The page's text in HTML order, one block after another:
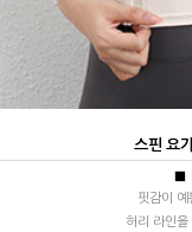
스핀 요
■
핏감이
허리 라인을